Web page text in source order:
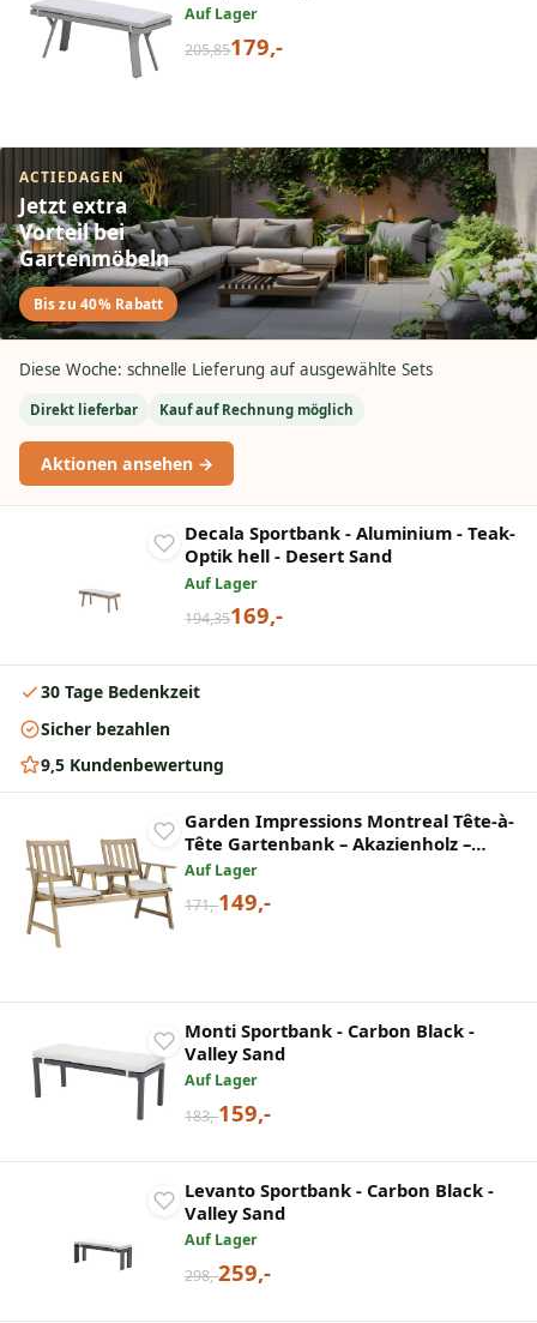
Auf Lager
205,85179,-
ACTIEDAGEN
Jetzt extra
Vorteil bei
Gartenmöbeln
Bis zu 40% Rabatt
Diese Woche: schnelle Lieferung auf ausgewählte Sets
Direkt lieferbar Kauf auf Rechnung möglich
Aktionen ansehen →
Decala Sportbank - Aluminium - Teak-
Optik hell - Desert Sand
Auf Lager
194,35169,-
30 Tage Bedenkzeit
Sicher bezahlen
9,5 Kundenbewertung
Garden Impressions Montreal Tête-à-
Tête Gartenbank – Akazienholz –
Desert Taupe
Auf Lager
171,-149,-
Monti Sportbank - Carbon Black -
Valley Sand
Auf Lager
183,-159,-
Levanto Sportbank - Carbon Black -
Valley Sand
Auf Lager
298,-259,-